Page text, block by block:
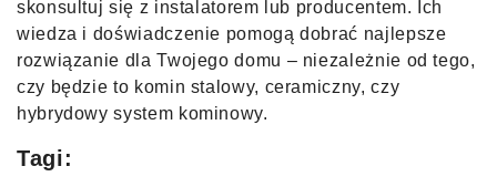
skonsultuj się z instalatorem lub producentem. Ich
wiedza i doświadczenie pomogą dobrać najlepsze
rozwiązanie dla Twojego domu – niezależnie od tego,
czy będzie to komin stalowy, ceramiczny, czy
hybrydowy system kominowy.
Tagi: